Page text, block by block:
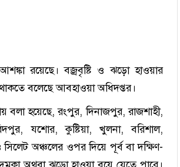
রয়েছে। বজ্রবৃষ্টি ও ঝড়ো হাওয়ার
বলেছে আবহাওয়া অধিদপ্তর।
বলা হয়েছে, রংপুর, দিনাজপুর, রাজশাহী,
যশোর, কুষ্টিয়া, খুলনা, বরিশাল,
সিলেট অঞ্চলের ওপর দিয়ে পূর্ব বা দক্ষিণ-